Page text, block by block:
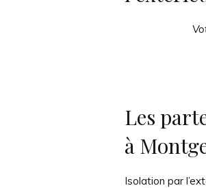
Les
à
Isolation par